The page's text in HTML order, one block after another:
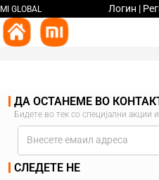
MI GLOBAL Логин |
ДА ОСТАНЕМЕ ВО
Бидете во тек со специјални акции
СЛЕДЕТЕ НЕ